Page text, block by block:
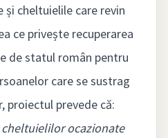
și cheltuielile care revin
ce privește recuperarea
de statul român pentru
care se sustrag
proiectul prevede că:
ocazionate